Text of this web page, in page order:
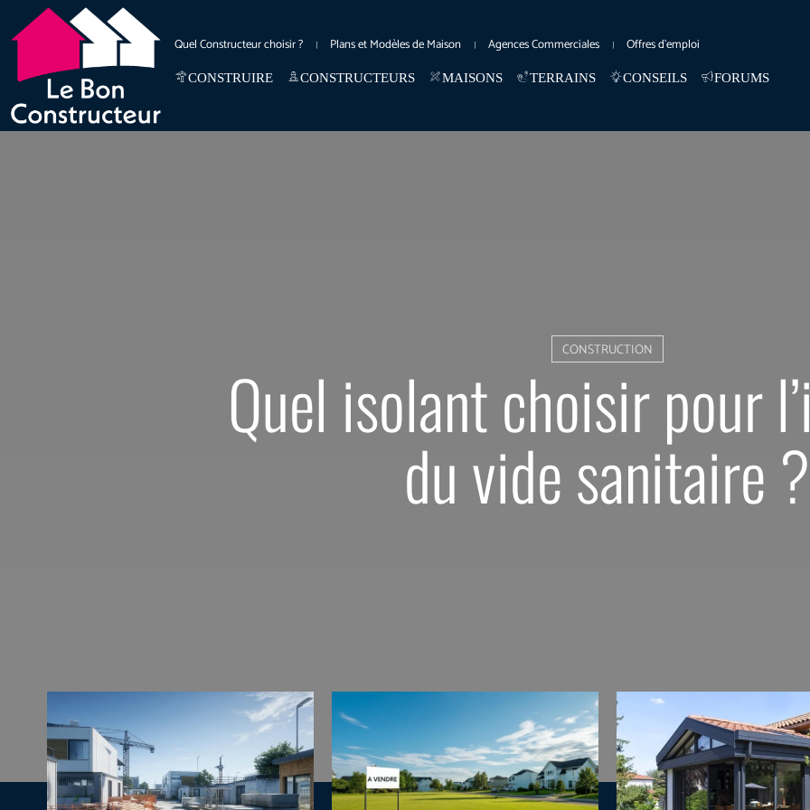
Quel Constructeur choisir ? Plans et Modèles de Maison Agences Commerciales Offres d’emploi
CONSTRUIRE CONSTRUCTEURS MAISONS TERRAINS CONSEILS FORUMS
CONSTRUCTION
Quel isolant choisir pour
du vide sanitaire ?